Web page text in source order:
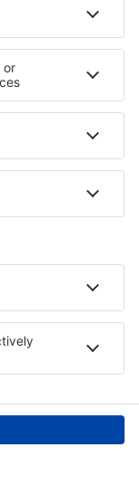
National Park
in Cairo